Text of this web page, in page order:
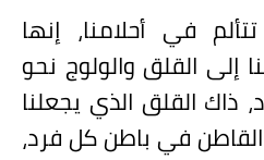
في أحلامنا، إنها
إلى القلق والولوج نحو
ذاك القلق الذي يجعلنا
في باطن كل فرد،